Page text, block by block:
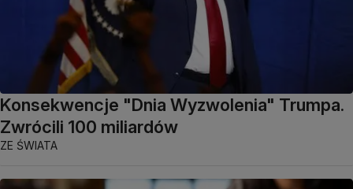
Konsekwencje "Dnia Wyzwolenia" Trumpa.
Zwrócili 100 miliardów
ZE ŚWIATA